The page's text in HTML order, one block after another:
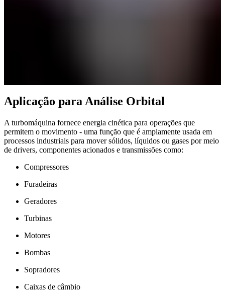
Aplicação para Análise Orbital
A turbomáquina fornece energia cinética para operações que
permitem o movimento - uma função que é amplamente usada em
processos industriais para mover sólidos, líquidos ou gases por meio
de drivers, componentes acionados e transmissões como:
Compressores
Furadeiras
Geradores
Turbinas
Motores
Bombas
Sopradores
Caixas de câmbio